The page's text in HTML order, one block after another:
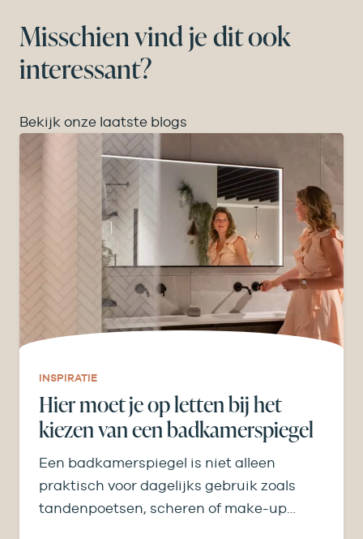
Misschien vind je dit ook
interessant?
Bekijk onze laatste blogs
INSPIRATIE
Hier moet je op letten bij het
kiezen van een badkamerspiegel
Een badkamerspiegel is niet alleen
praktisch voor dagelijks gebruik zoals
tandenpoetsen, scheren of make-up